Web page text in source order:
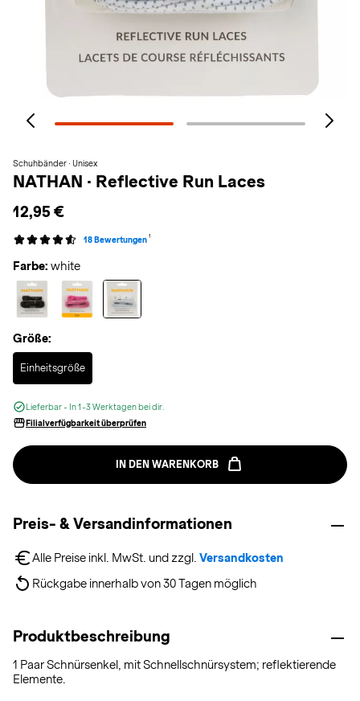
Schuhbänder · Unisex
NATHAN · Reflective Run Laces
12,95 €
18 Bewertungen 1
Farbe: white
Größe:
Einheitsgröße
Selected
Lieferbar - In 1-3 Werktagen bei dir.
Filialverfügbarkeit überprüfen
IN DEN WARENKORB
Preis- & Versandinformationen
Alle Preise inkl. MwSt. und zzgl. Versandkosten
Rückgabe innerhalb von 30 Tagen möglich
Produktbeschreibung
1 Paar Schnürsenkel, mit Schnellschnürsystem; reflektierende
Elemente.